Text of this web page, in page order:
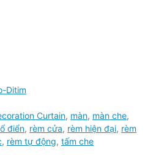
Ditim
Curtain, màn, màn che,
điển, rèm cửa, rèm hiện đại, rèm
, rèm tự động, tấm che